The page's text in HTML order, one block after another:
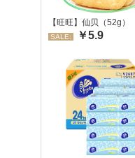
【旺旺】仙贝（52g）
SALE: ￥5.9